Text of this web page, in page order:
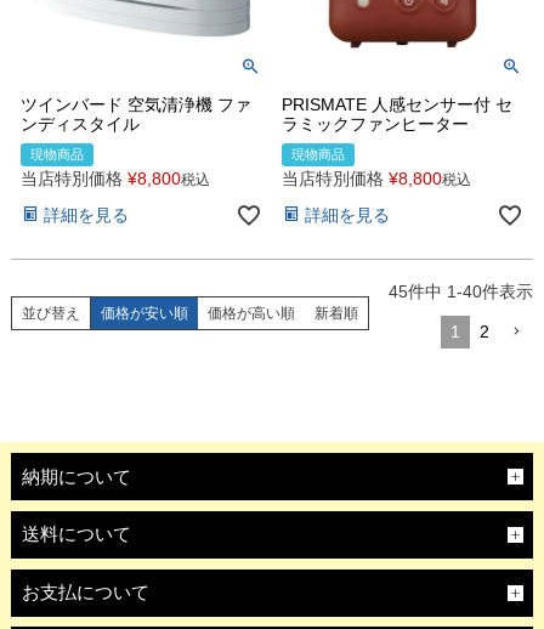
ツインバード 空気清浄機 ファ
ンディスタイル
現物商品
当店特別価格 ¥8,800税込
詳細を見る
PRISMATE 人感センサー付 セ
ラミックファンヒーター
現物商品
当店特別価格 ¥8,800税込
詳細を見る
並び替え 価格が安い順 価格が高い順 新着順
45件中 1-40件表示
1 2
納期について
送料について
お支払について